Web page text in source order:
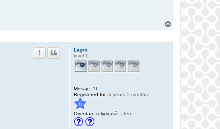
a
m
c
r
Lagro
level 1
Mesaje: 16
Registered for: 6 years 5 months
6
Orientare religioasă: ateu